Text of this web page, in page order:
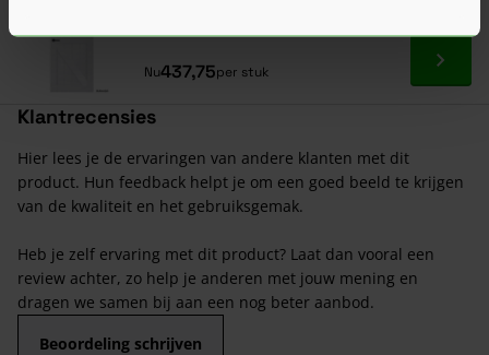
Nu437,75per stuk Ga
Klantrecensies
Hier lees je de ervaringen van andere klanten met dit
product. Hun feedback helpt je om een goed beeld te krijgen
van de kwaliteit en het gebruiksgemak.
Heb je zelf ervaring met dit product? Laat dan vooral een
review achter, zo help je anderen met jouw mening en
dragen we samen bij aan een nog beter aanbod.
Beoordeling schrijven